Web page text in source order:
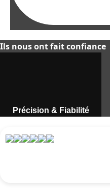
Ils nous ont fait confiance
Précision & Fiabilité